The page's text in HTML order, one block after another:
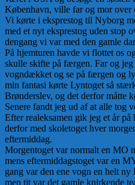
København, ville far og mor over
Vi kørte i eksprestog til Nyborg
med et nyt eksprestog uden stop
dengang vi var med den gamle
På hjemturen havde vi flottet os
skulle skifte på færgen. Far og
vogndækket og se på færgen og
min fantasi kørte Lyntoget så
Brønderslev, og det derfor måtte
Senere fandt jeg ud af at alle tog
Efter realeksamen gik jeg et år
derfor med skoletoget hver
eftermiddag.
Morgentoget var normalt en MO
mens eftermiddagstoget var en
gang var den ene vogn en helt
men tit var det gamle knirkende